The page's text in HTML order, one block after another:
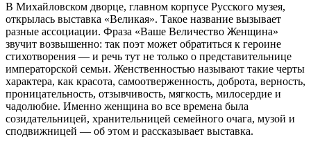
В Михайловском дворце, главном корпусе Русского музея,
открылась выставка «Великая». Такое название вызывает
разные ассоциации. Фраза «Ваше Величество Женщина»
звучит возвышенно: так поэт может обратиться к героине
стихотворения — и речь тут не только о представительнице
императорской семьи. Женственностью называют такие черты
характера, как красота, самоотверженность, доброта, верность,
проницательность, отзывчивость, мягкость, милосердие и
чадолюбие. Именно женщина во все времена была
созидательницей, хранительницей семейного очага, музой и
сподвижницей — об этом и рассказывает выставка.